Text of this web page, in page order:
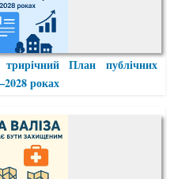
План публічних
роках